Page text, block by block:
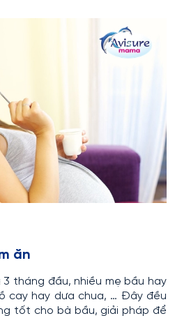
ăn
tháng đầu, nhiều mẹ bầu hay
cay hay dưa chua, … Đây đều
tốt cho bà bầu, giải pháp để